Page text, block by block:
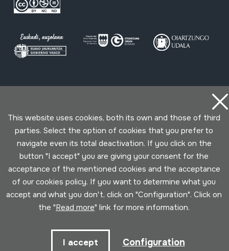
Developed by Lotura
This website uses cookies, both its own and those of third
parties. Select the option of cookies that you prefer to
navigate even its total deactivation. If you click on the
button "I accept" you are giving your consent for the
acceptance of the mentioned cookies and the acceptance
of our cookies policy. If you want to determine what you
accept and what you don't, click on "Configuration". Click on
the "Read more" link for more information.
I accept Configuration